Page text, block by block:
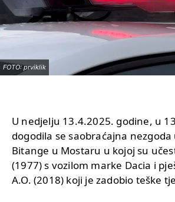
FOTO: prviklik
U nedjelju 13.4.2025. godine, u
dogodila se saobraćajna nezgoda
Bitange u Mostaru u kojoj su
(1977) s vozilom marke Dacia i
A.O. (2018) koji je zadobio teške